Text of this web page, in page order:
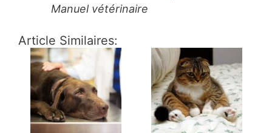
Manuel vétérinaire
Article Similaires: